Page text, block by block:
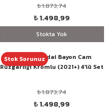
₺ 1.873,74
₺ 1.498,99
Stokta Yok
Stok Sorunuz
Niken Hyundai Bayon Cam
Rüzgarlığı Kromlu (2021+) 4'lü Set
₺ 1.873,74
₺ 1.498,99